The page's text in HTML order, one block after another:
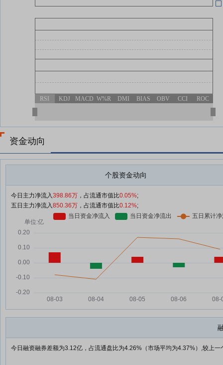
RSI KDJ MACD W%R DMI BIAS OBV CCI ROC
资金动向
个股资金动向
今日主力净流入398.86万 ，占流通市值比0.05%;
五日主力净流入850.36万 ，占流通市值比0.12%;
今日融资融券差额为3.12亿，占流通盘比为4.26%（市场平均为4.37%）,较上一